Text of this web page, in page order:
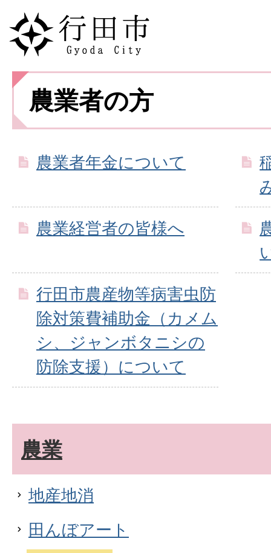
農業者の方
農業者年金について
農業経営者の皆様へ
行田市農産物等病害虫防
除対策費補助金（カメム
シ、ジャンボタニシの
防除支援）について
農業
地産地消
田んぼアート